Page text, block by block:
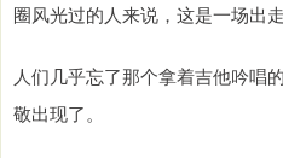
圈风光过的人来说，这是一场出
人们几乎忘了那个拿着吉他吟唱
敬出现了。